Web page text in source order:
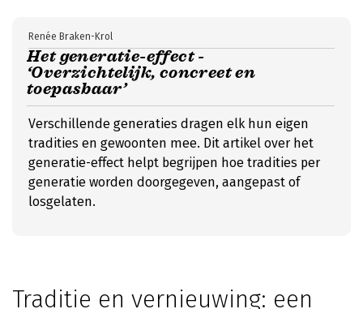
Het generatie-effect -
‘Overzichtelijk, concreet en
toepasbaar’
Renée Braken-Krol
Verschillende generaties dragen elk hun eigen
tradities en gewoonten mee. Dit artikel over het
generatie-effect helpt begrijpen hoe tradities per
generatie worden doorgegeven, aangepast of
losgelaten.
Traditie en vernieuwing: een